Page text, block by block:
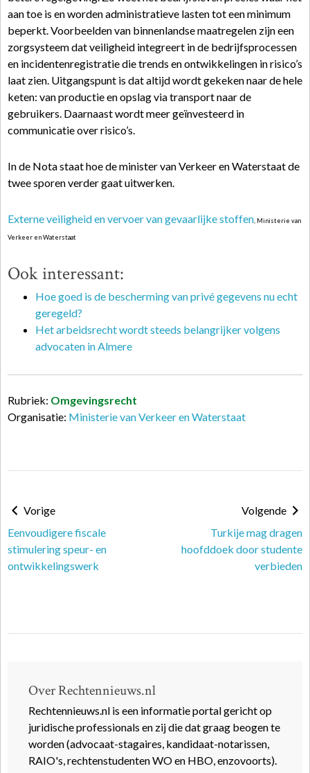
aan toe is en worden administratieve lasten tot een minimum
beperkt. Voorbeelden van binnenlandse maatregelen zijn een
zorgsysteem dat veiligheid integreert in de bedrijfsprocessen
en incidentenregistratie die trends en ontwikkelingen in risico’s
laat zien. Uitgangspunt is dat altijd wordt gekeken naar de hele
keten: van productie en opslag via transport naar de
gebruikers. Daarnaast wordt meer geïnvesteerd in
communicatie over risico’s.
In de Nota staat hoe de minister van Verkeer en Waterstaat de
twee sporen verder gaat uitwerken.
Externe veiligheid en vervoer van gevaarlijke stoffen , Ministerie van
Verkeer en Waterstaat
Ook interessant:
Hoe goed is de bescherming van privé gegevens nu echt
geregeld?
Het arbeidsrecht wordt steeds belangrijker volgens
advocaten in Almere
Rubriek: Omgevingsrecht
Organisatie: Ministerie van Verkeer en Waterstaat
Vorige
Eenvoudigere fiscale
stimulering speur- en
ontwikkelingswerk
Volgende
Turkije mag dragen
hoofddoek door studente
verbieden
Over Rechtennieuws.nl
Rechtennieuws.nl is een informatie portal gericht op
juridische professionals en zij die dat graag beogen te
worden (advocaat-stagaires, kandidaat-notarissen,
RAIO's, rechtenstudenten WO en HBO, enzovoorts).